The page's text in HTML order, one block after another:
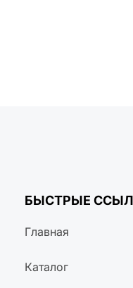
БЫСТРЫЕ
Главная
Каталог